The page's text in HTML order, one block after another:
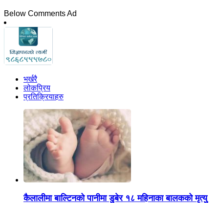
Below Comments Ad
भर्खरै
लोकप्रिय
प्रतिक्रियाहरु
कैलालीमा बाल्टिनको पानीमा डुबेर १८ महिनाका बालकको मृत्यु